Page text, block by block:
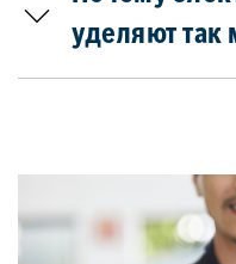
уделяют так